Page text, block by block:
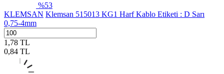
%53
KLEMSAN Klemsan 515013 KG1 Harf Kablo Etiketi : D Sarı
0,75-4mm
1,78 TL
0,84 TL